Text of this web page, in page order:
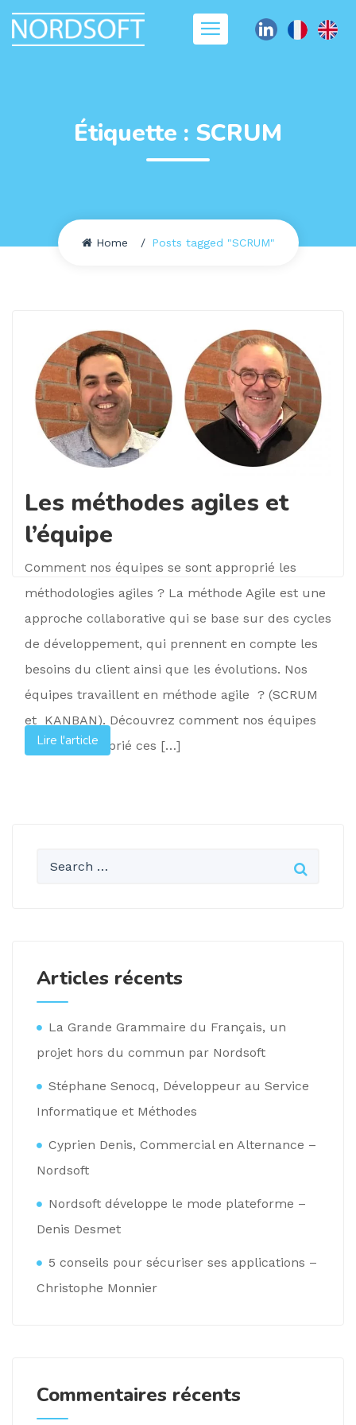
Étiquette : SCRUM
Home Posts tagged "SCRUM"
Les méthodes agiles et
l’équipe
Comment nos équipes se sont approprié les
méthodologies agiles ? La méthode Agile est une
approche collaborative qui se base sur des cycles
de développement, qui prennent en compte les
besoins du client ainsi que les évolutions. Nos
équipes travaillent en méthode agile ? (SCRUM
et KANBAN). Découvrez comment nos équipes
se sont approprié ces […]
Lire l'article
Articles récents
La Grande Grammaire du Français, un
projet hors du commun par Nordsoft
Stéphane Senocq, Développeur au Service
Informatique et Méthodes
Cyprien Denis, Commercial en Alternance –
Nordsoft
Nordsoft développe le mode plateforme –
Denis Desmet
5 conseils pour sécuriser ses applications –
Christophe Monnier
Commentaires récents